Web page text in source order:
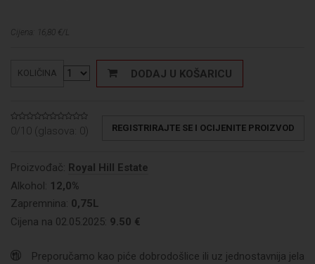
Cijena: 16,80 €/L
KOLIČINA DODAJ U KOŠARICU
0/10 (glasova: 0) REGISTRIRAJTE SE I OCIJENITE PROIZVOD
Proizvođač: Royal Hill Estate
Alkohol: 12,0%
Zapremnina: 0,75L
Cijena na 02.05.2025: 9.50 €
Preporučamo kao piće dobrodošlice ili uz jednostavnija jela